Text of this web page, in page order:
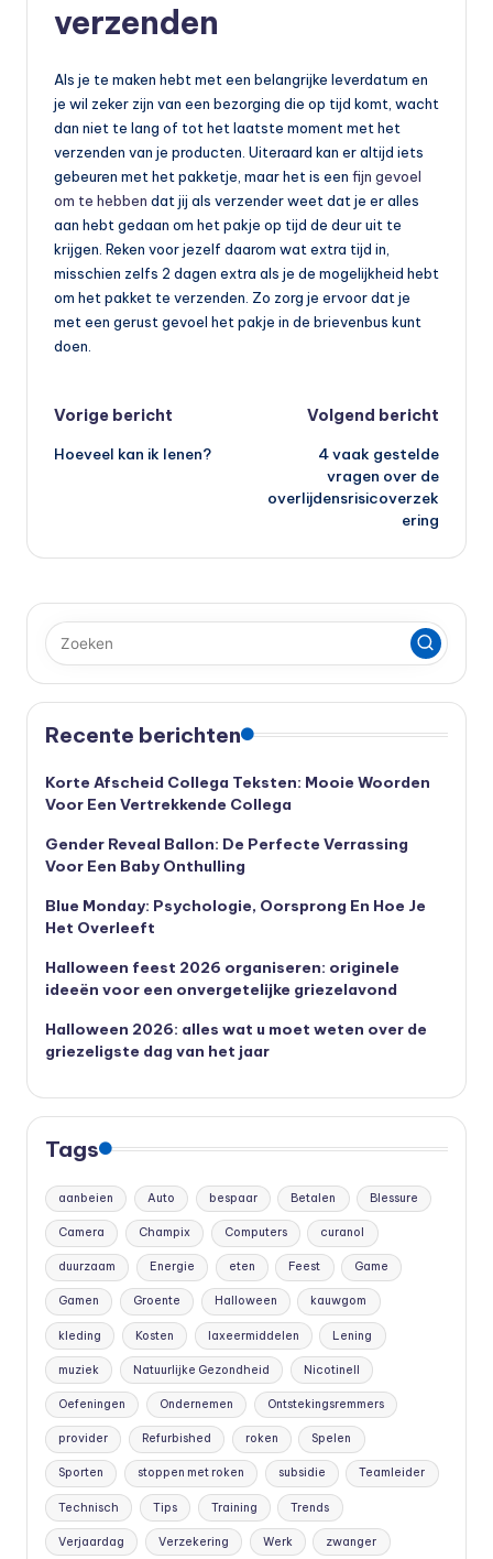
verzenden
Als je te maken hebt met een belangrijke leverdatum en
je wil zeker zijn van een bezorging die op tijd komt, wacht
dan niet te lang of tot het laatste moment met het
verzenden van je producten. Uiteraard kan er altijd iets
gebeuren met het pakketje, maar het is een fijn gevoel
om te hebben dat jij als verzender weet dat je er alles
aan hebt gedaan om het pakje op tijd de deur uit te
krijgen. Reken voor jezelf daarom wat extra tijd in,
misschien zelfs 2 dagen extra als je de mogelijkheid hebt
om het pakket te verzenden. Zo zorg je ervoor dat je
met een gerust gevoel het pakje in de brievenbus kunt
doen.
Bericht
navigatie
Vorige bericht
Hoeveel kan ik lenen?
Volgend bericht
4 vaak gestelde
vragen over de
overlijdensrisicoverzek
ering
Recente berichten
Korte Afscheid Collega Teksten: Mooie Woorden
Voor Een Vertrekkende Collega
Gender Reveal Ballon: De Perfecte Verrassing
Voor Een Baby Onthulling
Blue Monday: Psychologie, Oorsprong En Hoe Je
Het Overleeft
Halloween feest 2026 organiseren: originele
ideeën voor een onvergetelijke griezelavond
Halloween 2026: alles wat u moet weten over de
griezeligste dag van het jaar
Tags
aanbeien Auto bespaar Betalen Blessure
Camera Champix Computers curanol
duurzaam Energie eten Feest Game
Gamen Groente Halloween kauwgom
kleding Kosten laxeermiddelen Lening
muziek Natuurlijke Gezondheid Nicotinell
Oefeningen Ondernemen Ontstekingsremmers
provider Refurbished roken Spelen
Sporten stoppen met roken subsidie Teamleider
Technisch Tips Training Trends
Verjaardag Verzekering Werk zwanger